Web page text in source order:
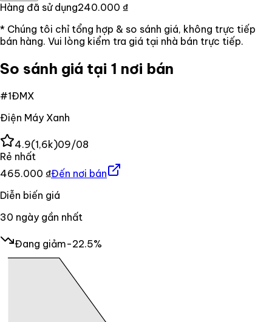
Hàng đã sử dụng240.000 ₫
* Chúng tôi chỉ tổng hợp & so sánh giá, không trực tiếp
bán hàng. Vui lòng kiểm tra giá tại nhà bán trực tiếp.
So sánh giá tại 1 nơi bán
#1ĐMX
Điện Máy Xanh
4.9(1,6k)09/08
Rẻ nhất
465.000 ₫Đến nơi bán
Diễn biến giá
30 ngày gần nhất
Đang giảm-22.5%